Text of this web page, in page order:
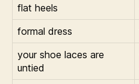
flat heels
formal dress
your shoe laces are
untied